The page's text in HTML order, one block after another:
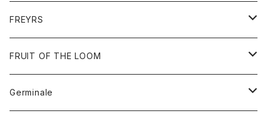
Tシャツ
ボトム
靴
アクセサリー
バッグ
FREYRS
サングラス
FRUIT OF THE LOOM
アウター
Germinale